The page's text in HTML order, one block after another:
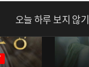
오늘 하루 보지 않기